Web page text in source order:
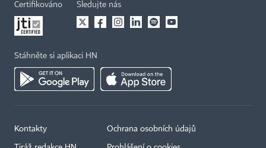
Certifikováno Sledujte nás
Stáhněte si aplikaci HN
Kontakty Ochrana osobních údajů